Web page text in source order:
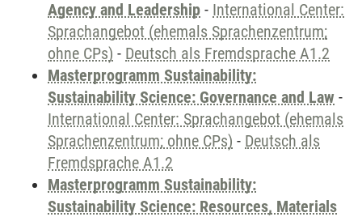
Agency and Leadership - International Center:
Sprachangebot (ehemals Sprachenzentrum;
ohne CPs) - Deutsch als Fremdsprache A1.2
Masterprogramm Sustainability:
Sustainability Science: Governance and Law -
International Center: Sprachangebot (ehemals
Sprachenzentrum; ohne CPs) - Deutsch als
Fremdsprache A1.2
Masterprogramm Sustainability:
Sustainability Science: Resources, Materials